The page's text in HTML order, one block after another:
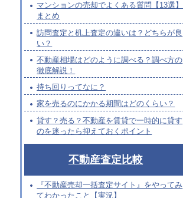
マンションの売却でよくある質問【13選】
まとめ
訪問査定と机上査定の違いは？どちらが良
い？
不動産相場はどのように調べる？調べ方の
徹底解説！
持ち回りってなに？
家を売るのにかかる期間はどのくらい？
貸す？売る？不動産を賃貸で一時的に貸す
のを迷ったら抑えておくポイント
不動産査定比較
『不動産売却一括査定サイト』をやってみ
てわかったこと【実況】